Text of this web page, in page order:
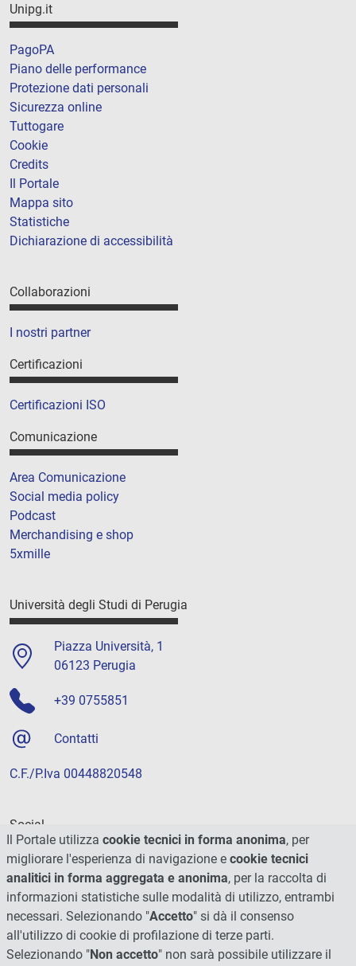
Unipg.it
PagoPA
Piano delle performance
Protezione dati personali
Sicurezza online
Tuttogare
Cookie
Credits
Il Portale
Mappa sito
Statistiche
Dichiarazione di accessibilità
Collaborazioni
I nostri partner
Certificazioni
Certificazioni ISO
Comunicazione
Area Comunicazione
Social media policy
Podcast
Merchandising e shop
5xmille
Università degli Studi di Perugia
Piazza Università, 1
06123 Perugia
+39 0755851
Contatti
C.F./P.Iva 00448820548
Social
Il Portale utilizza cookie tecnici in forma anonima, per
migliorare l'esperienza di navigazione e cookie tecnici
analitici in forma aggregata e anonima, per la raccolta di
informazioni statistiche sulle modalità di utilizzo, entrambi
necessari. Selezionando "Accetto" si dà il consenso
all'utilizzo di cookie di profilazione di terze parti.
Selezionando "Non accetto" non sarà possibile utilizzare il